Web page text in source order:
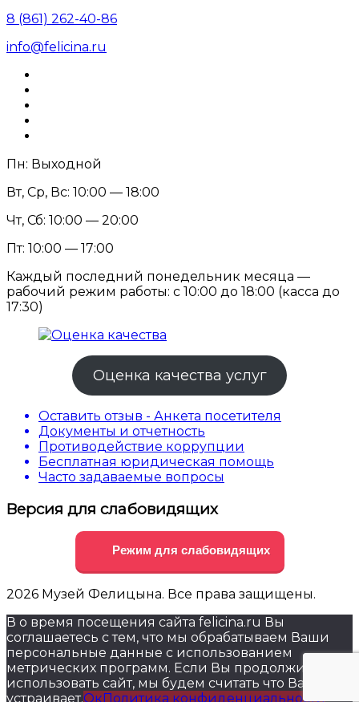
8 (861) 262-40-86
info@felicina.ru
Пн: Выходной
Вт, Ср, Вс: 10:00 — 18:00
Чт, Сб: 10:00 — 20:00
Пт: 10:00 — 17:00
Каждый последний понедельник месяца —
рабочий режим работы: с 10:00 до 18:00 (касса до
17:30)
Оценка качества услуг
Оставить отзыв - Анкета посетителя
Документы и отчетность
Противодействие коррупции
Бесплатная юридическая помощь
Часто задаваемые вопросы
Версия для слабовидящих
Режим для слабовидящих
2026 Музей Фелицына. Все права защищены.
В о время посещения сайта felicina.ru Вы
соглашаетесь с тем, что мы обрабатываем Ваши
персональные данные с использованием
метрических программ. Если Вы продолжите
использовать сайт, мы будем считать что Вас это
устраивает.ОкПолитика конфиденциальности